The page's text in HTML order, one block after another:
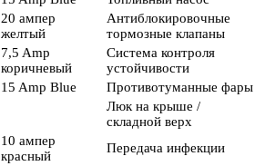
20 ампер
желтый
Антиблокировочные
тормозные клапаны
7,5 Amp
коричневый
Система контроля
устойчивости
15 Amp Blue
Противотуманные фары
Люк на крыше /
складной верх
10 ампер
красный
Передача инфекции